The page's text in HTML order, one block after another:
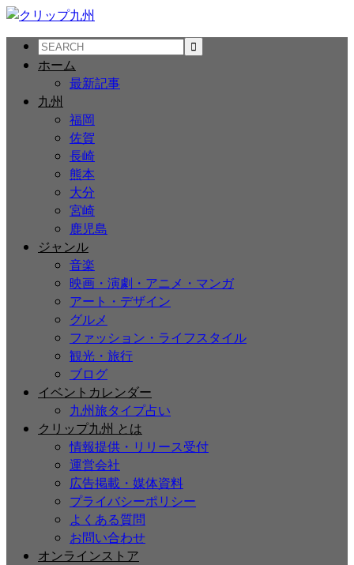
ホーム
最新記事
九州
福岡
佐賀
長崎
熊本
大分
宮崎
鹿児島
ジャンル
音楽
映画・演劇・アニメ・マンガ
アート・デザイン
グルメ
ファッション・ライフスタイル
観光・旅行
ブログ
イベントカレンダー
九州旅タイプ占い
クリップ九州 とは
情報提供・リリース受付
運営会社
広告掲載・媒体資料
プライバシーポリシー
よくある質問
お問い合わせ
オンラインストア